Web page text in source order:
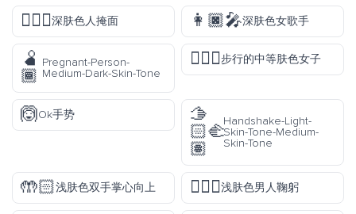
🤦🏿‍♂️深肤色人掩面 👩🏿‍🎤深肤色女歌手
🫄
🏾
Pregnant-Person-
Medium-Dark-Skin-Tone
🚶🏽‍♀️步行的中等肤色女子
🙆Ok手势
🫱
🏻‍🫲
🏽
Handshake-Light-
Skin-Tone-Medium-
Skin-Tone
🤲🏻浅肤色双手掌心向上 🙇🏻‍♂️浅肤色男人鞠躬